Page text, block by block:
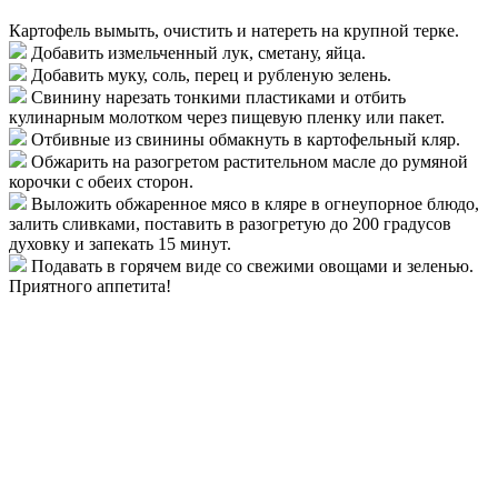
Картофель вымыть, очистить и натереть на крупной терке.
Добавить измельченный лук, сметану, яйца.
Добавить муку, соль, перец и рубленую зелень.
Свинину нарезать тонкими пластиками и отбить
кулинарным молотком через пищевую пленку или пакет.
Отбивные из свинины обмакнуть в картофельный кляр.
Обжарить на разогретом растительном масле до румяной
корочки с обеих сторон.
Выложить обжаренное мясо в кляре в огнеупорное блюдо,
залить сливками, поставить в разогретую до 200 градусов
духовку и запекать 15 минут.
Подавать в горячем виде со свежими овощами и зеленью.
Приятного аппетита!